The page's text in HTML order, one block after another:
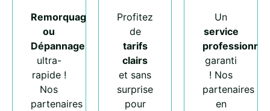
Remorquage
ou
Dépannage
ultra-
rapide !
Nos
partenaires
Profitez
de
tarifs
clairs
et sans
surprise
pour
Un
service
professionnel
garanti
! Nos
partenaires
en